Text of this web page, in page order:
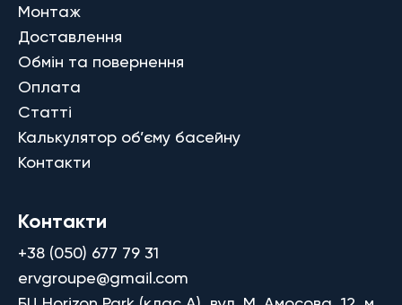
Монтаж
Доставлення
Обмін та повернення
Оплата
Статті
Калькулятор об’єму басейну
Контакти
Контакти
+38 (050) 677 79 31
ervgroupe@gmail.com